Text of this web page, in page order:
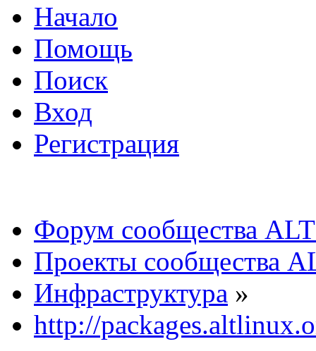
Начало
Помощь
Поиск
Вход
Регистрация
Форум сообщества
Проекты сообщества
Инфраструктура »
http://